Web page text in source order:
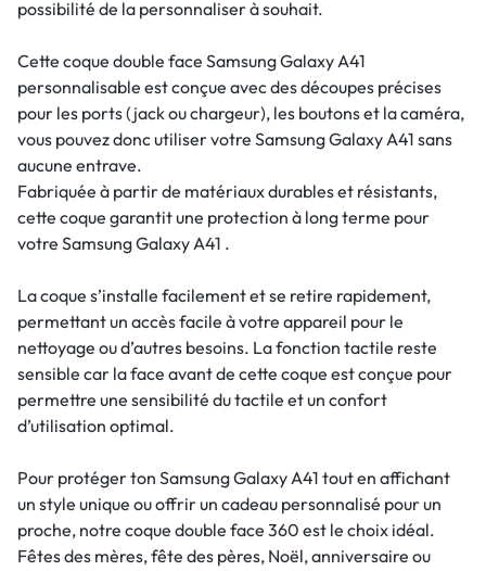
possibilité de la personnaliser à souhait.
Cette coque double face Samsung Galaxy A41
personnalisable est conçue avec des découpes précises
pour les ports (jack ou chargeur), les boutons et la caméra,
vous pouvez donc utiliser votre Samsung Galaxy A41 sans
aucune entrave.
Fabriquée à partir de matériaux durables et résistants,
cette coque garantit une protection à long terme pour
votre Samsung Galaxy A41 .
La coque s’installe facilement et se retire rapidement,
permettant un accès facile à votre appareil pour le
nettoyage ou d’autres besoins. La fonction tactile reste
sensible car la face avant de cette coque est conçue pour
permettre une sensibilité du tactile et un confort
d’utilisation optimal.
Pour protéger ton Samsung Galaxy A41 tout en affichant
un style unique ou offrir un cadeau personnalisé pour un
proche, notre coque double face 360 est le choix idéal.
Fêtes des mères, fête des pères, Noël, anniversaire ou